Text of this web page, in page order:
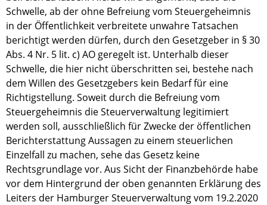
Schwelle, ab der ohne Befreiung vom Steuergeheimnis
in der Öffentlichkeit verbreitete unwahre Tatsachen
berichtigt werden dürfen, durch den Gesetzgeber in § 30
Abs. 4 Nr. 5 lit. c) AO geregelt ist. Unterhalb dieser
Schwelle, die hier nicht überschritten sei, bestehe nach
dem Willen des Gesetzgebers kein Bedarf für eine
Richtigstellung. Soweit durch die Befreiung vom
Steuergeheimnis die Steuerverwaltung legitimiert
werden soll, ausschließlich für Zwecke der öffentlichen
Berichterstattung Aussagen zu einem steuerlichen
Einzelfall zu machen, sehe das Gesetz keine
Rechtsgrundlage vor. Aus Sicht der Finanzbehörde habe
vor dem Hintergrund der oben genannten Erklärung des
Leiters der Hamburger Steuerverwaltung vom 19.2.2020